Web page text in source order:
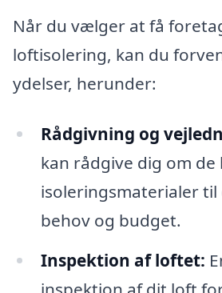
Når du vælger at få
loftisolering, kan du
ydelser, herunder:
Rådgivning og
kan rådgive dig om de
isoleringsmaterialer til
behov og budget.
Inspektion af loftet: